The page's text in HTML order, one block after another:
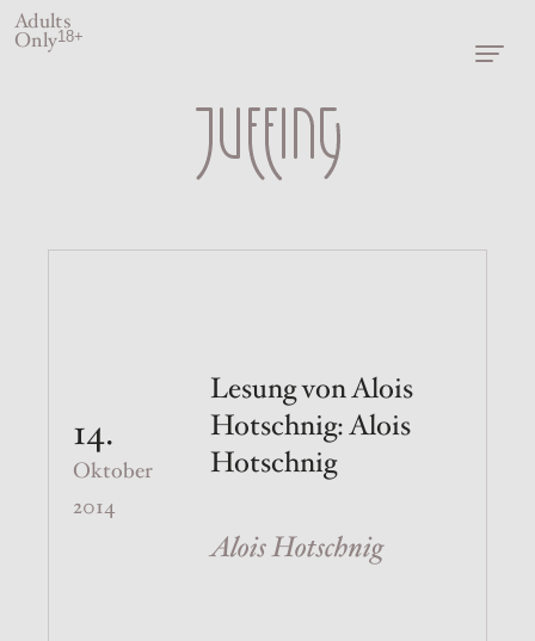
Adults
Only18+
14.
Oktober
2014
Lesung von Alois
Hotschnig: Alois
Hotschnig
Alois Hotschnig